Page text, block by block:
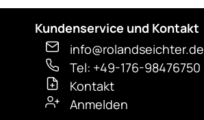
Kundenservice und Kontakt
info@rolandseichter.de
Tel: +49-176-98476750
Kontakt
Anmelden